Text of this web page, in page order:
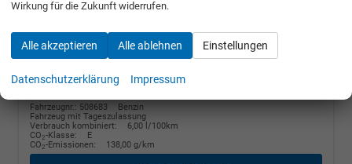
Winter, 4 J.- Garantie
110 kW (150 PS), Automatik, Frontantrieb
unverbindliche Lieferzeit:14 Tage
Stahl Grau
Fahrzeugnr.: 508683
Benzin
Fahrzeug mit Tageszulassung
Verbrauch kombiniert:
6,00 l/100km
CO2-Klasse:
E
CO2-Emissionen: 138,00 g/km
Wirkung für die Zukunft widerrufen.
Alle akzeptieren Alle ablehnen Einstellungen
Datenschutzerklärung Impressum